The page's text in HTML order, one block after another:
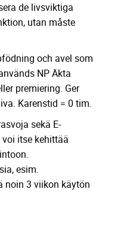
de livsviktiga
utan måste
och avel som
NP Äkta
premiering. Ger
Karenstid = 0 tim.
sekä E-
itse kehittää
esim.
noin 3 viikon käytön